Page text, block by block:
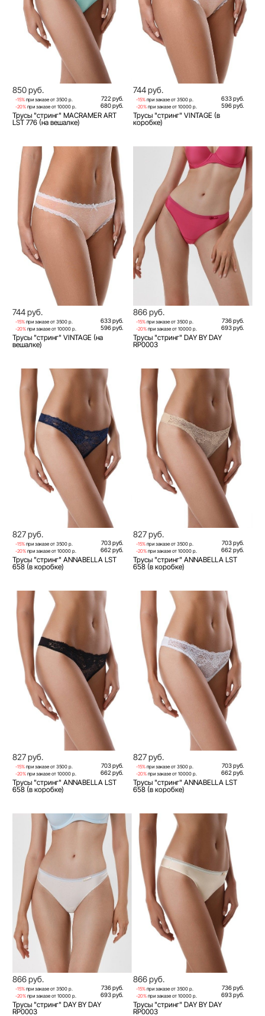
850 руб.
-15% при заказе от 3500 р. 722 руб.
-20% при заказе от 10000 р. 680 руб.
Трусы "стринг" MACRAMER ART
LST 776 (на вешалке)
744 руб.
-15% при заказе от 3500 р. 633 руб.
-20% при заказе от 10000 р. 596 руб.
Трусы "стринг" VINTAGE (в
коробке)
744 руб.
-15% при заказе от 3500 р. 633 руб.
-20% при заказе от 10000 р. 596 руб.
Трусы "стринг" VINTAGE (на
вешалке)
866 руб.
-15% при заказе от 3500 р. 736 руб.
-20% при заказе от 10000 р. 693 руб.
Трусы "стринг" DAY BY DAY
RP0003
827 руб.
-15% при заказе от 3500 р. 703 руб.
-20% при заказе от 10000 р. 662 руб.
Трусы "стринг" ANNABELLA LST
658 (в коробке)
827 руб.
-15% при заказе от 3500 р. 703 руб.
-20% при заказе от 10000 р. 662 руб.
Трусы "стринг" ANNABELLA LST
658 (в коробке)
827 руб.
-15% при заказе от 3500 р. 703 руб.
-20% при заказе от 10000 р. 662 руб.
Трусы "стринг" ANNABELLA LST
658 (в коробке)
827 руб.
-15% при заказе от 3500 р. 703 руб.
-20% при заказе от 10000 р. 662 руб.
Трусы "стринг" ANNABELLA LST
658 (в коробке)
866 руб.
-15% при заказе от 3500 р. 736 руб.
-20% при заказе от 10000 р. 693 руб.
Трусы "стринг" DAY BY DAY
RP0003
866 руб.
-15% при заказе от 3500 р. 736 руб.
-20% при заказе от 10000 р. 693 руб.
Трусы "стринг" DAY BY DAY
RP0003